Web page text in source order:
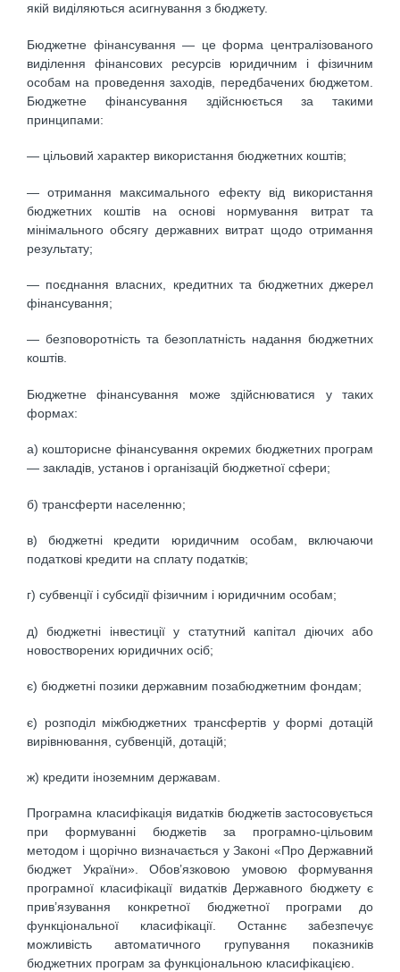
якій виділяються асигнування з бюджету.
Бюджетне фінансування — це форма централізованого
виділення фінансових ресурсів юридичним і фізичним
особам на проведення заходів, передбачених бюджетом.
Бюджетне фінансування здійснюється за такими
принципами:
— цільовий характер використання бюджетних коштів;
— отримання максимального ефекту від використання
бюджетних коштів на основі нормування витрат та
мінімального обсягу державних витрат щодо отримання
результату;
— поєднання власних, кредитних та бюджетних джерел
фінансування;
— безповоротність та безоплатність надання бюджетних
коштів.
Бюджетне фінансування може здійснюватися у таких
формах:
а) кошторисне фінансування окремих бюджетних програм
— закладів, установ і організацій бюджетної сфери;
б) трансферти населенню;
в) бюджетні кредити юридичним особам, включаючи
податкові кредити на сплату податків;
г) субвенції і субсидії фізичним і юридичним особам;
д) бюджетні інвестиції у статутний капітал діючих або
новостворених юридичних осіб;
є) бюджетні позики державним позабюджетним фондам;
є) розподіл міжбюджетних трансфертів у формі дотацій
вирівнювання, субвенцій, дотацій;
ж) кредити іноземним державам.
Програмна класифікація видатків бюджетів застосовується
при формуванні бюджетів за програмно-цільовим
методом і щорічно визначається у Законі «Про Державний
бюджет України». Обов’язковою умовою формування
програмної класифікації видатків Державного бюджету є
прив’язування конкретної бюджетної програми до
функціональної класифікації. Останнє забезпечує
можливість автоматичного групування показників
бюджетних програм за функціональною класифікацією.